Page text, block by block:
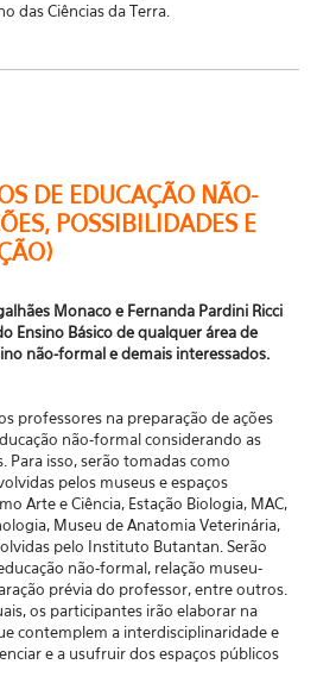
das Ciências da Terra.
DE EDUCAÇÃO NÃO-
POSSIBILIDADES E
Monaco e Fernanda Pardini Ricci
Ensino Básico de qualquer área de
não-formal e demais interessados.
professores na preparação de ações
não-formal considerando as
Para isso, serão tomadas como
pelos museus e espaços
Arte e Ciência, Estação Biologia, MAC,
Museu de Anatomia Veterinária,
pelo Instituto Butantan. Serão
não-formal, relação museu-
prévia do professor, entre outros.
os participantes irão elaborar na
contemplem a interdisciplinaridade e
e a usufruir dos espaços públicos